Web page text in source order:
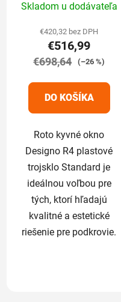
hodnotenie
produktu
je
5,0
5
hviezdičiek.
Skladom u dodávateľa
€420,32 bez DPH
€516,99
€698,64 (–26 %)
DO KOŠÍKA
Roto kyvné okno
Designo R4 plastové
trojsklo Standard je
ideálnou voľbou pre
tých, ktorí hľadajú
kvalitné a estetické
riešenie pre podkrovie.